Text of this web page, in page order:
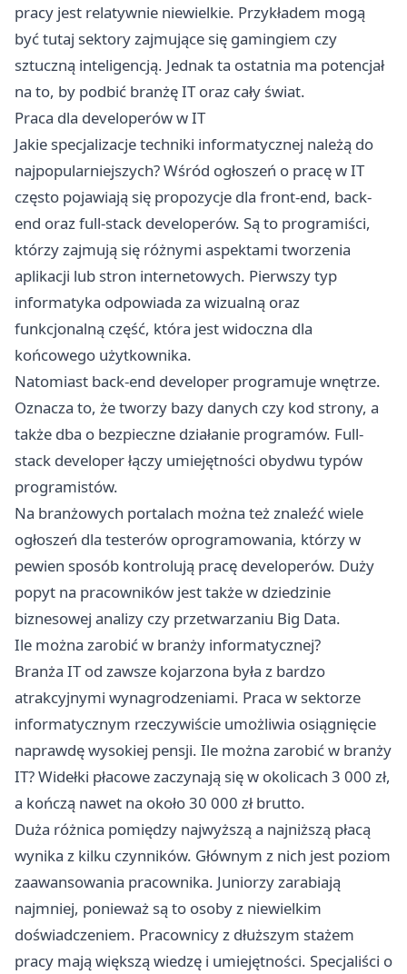
pracy jest relatywnie niewielkie. Przykładem mogą
być tutaj sektory zajmujące się gamingiem czy
sztuczną inteligencją. Jednak ta ostatnia ma potencjał
na to, by podbić branżę IT oraz cały świat.
Praca dla developerów w IT
Jakie specjalizacje techniki informatycznej należą do
najpopularniejszych? Wśród ogłoszeń o pracę w IT
często pojawiają się propozycje dla front-end, back-
end oraz full-stack developerów. Są to programiści,
którzy zajmują się różnymi aspektami tworzenia
aplikacji lub stron internetowych. Pierwszy typ
informatyka odpowiada za wizualną oraz
funkcjonalną część, która jest widoczna dla
końcowego użytkownika.
Natomiast back-end developer programuje wnętrze.
Oznacza to, że tworzy bazy danych czy kod strony, a
także dba o bezpieczne działanie programów. Full-
stack developer łączy umiejętności obydwu typów
programistów.
Na branżowych portalach można też znaleźć wiele
ogłoszeń dla testerów oprogramowania, którzy w
pewien sposób kontrolują pracę developerów. Duży
popyt na pracowników jest także w dziedzinie
biznesowej analizy czy przetwarzaniu Big Data.
Ile można zarobić w branży informatycznej?
Branża IT od zawsze kojarzona była z bardzo
atrakcyjnymi wynagrodzeniami. Praca w sektorze
informatycznym rzeczywiście umożliwia osiągnięcie
naprawdę wysokiej pensji. Ile można zarobić w branży
IT? Widełki płacowe zaczynają się w okolicach 3 000 zł,
a kończą nawet na około 30 000 zł brutto.
Duża różnica pomiędzy najwyższą a najniższą płacą
wynika z kilku czynników. Głównym z nich jest poziom
zaawansowania pracownika. Juniorzy zarabiają
najmniej, ponieważ są to osoby z niewielkim
doświadczeniem. Pracownicy z dłuższym stażem
pracy mają większą wiedzę i umiejętności. Specjaliści o